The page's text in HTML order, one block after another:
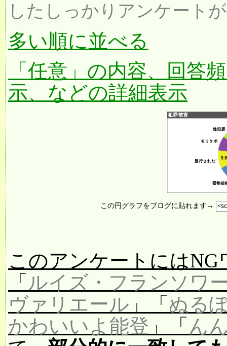
したしっかりアンケート
多い順に並べる
「任意」の内容、回答
示、などの詳細表示
この円グラフをブログに貼れます→
このアンケートにはNG
「 ルイズ・フランソワ
ヴァリエール 」「 ぬる
かわいいよ能登 」「 ん